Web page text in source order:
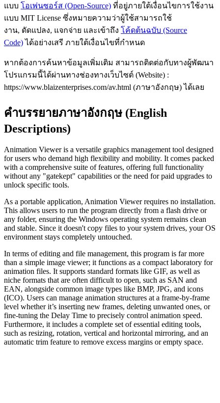
แบบ โอเพ่นซอร์ส (Open-Source) ที่อยู่ภายใต้เงื่อนไขการใช้งาน
แบบ MIT License ซึ่งหมายความว่าผู้ใช้สามารถใช้
งาน, ดัดแปลง, แจกจ่าย และเข้าถึง โค้ดต้นฉบับ (Source
Code)ได้อย่างเสรี ภายใต้เงื่อนไขที่กำหนด
หากต้องการค้นหาข้อมูลเพิ่มเติม สามารถติดต่อกับทางผู้พัฒนา
โปรแกรมนี้ได้ผ่านทางช่องทางเว็บไซต์ (Website) :
https://www.blaizenterprises.com/av.html (ภาษาอังกฤษ) ได้เลย
คำบรรยายภาษาอังกฤษ (English
Descriptions)
Animation Viewer is a versatile graphics management tool designed
for users who demand high flexibility and mobility. It comes packed
with a comprehensive suite of features, offering full functionality
without any "gatekept" capabilities or the need for paid upgrades to
unlock specific tools.
As a portable application, Animation Viewer requires no installation.
This allows users to run the program directly from a flash drive or
any folder, ensuring the Windows operating system remains clean
and stable. Since it doesn't copy files to your system drives, your OS
environment stays completely untouched.
In terms of editing and file management, this program is far more
than a simple image viewer; it functions as a compact laboratory for
animation files. It supports standard formats like GIF, as well as
niche formats that are often difficult to open, such as SAN and
EAN, alongside common image types like BMP, JPG, and icons
(ICO). Users can manage animation structures at a frame-by-frame
level whether it’s inserting new frames, deleting unwanted ones, or
fine-tuning the Delay Time to precisely control animation speed.
Furthermore, it includes a complete set of essential editing tools,
such as resizing, rotation, vertical and horizontal mirroring, and an
automatic trim feature to remove excess margins or empty space.